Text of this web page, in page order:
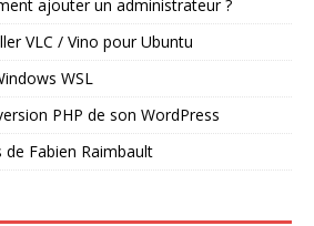
ajouter un administrateur ?
VLC / Vino pour Ubuntu
WSL
PHP de son WordPress
de Fabien Raimbault